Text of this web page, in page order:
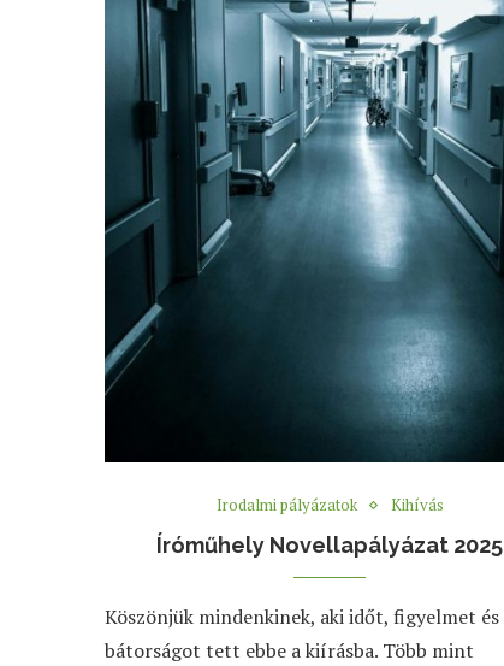
Irodalmi pályázatok Kihívás
Íróműhely Novellapályázat 2025
Köszönjük mindenkinek, aki időt, figyelmet és
bátorságot tett ebbe a kiírásba. Több mint